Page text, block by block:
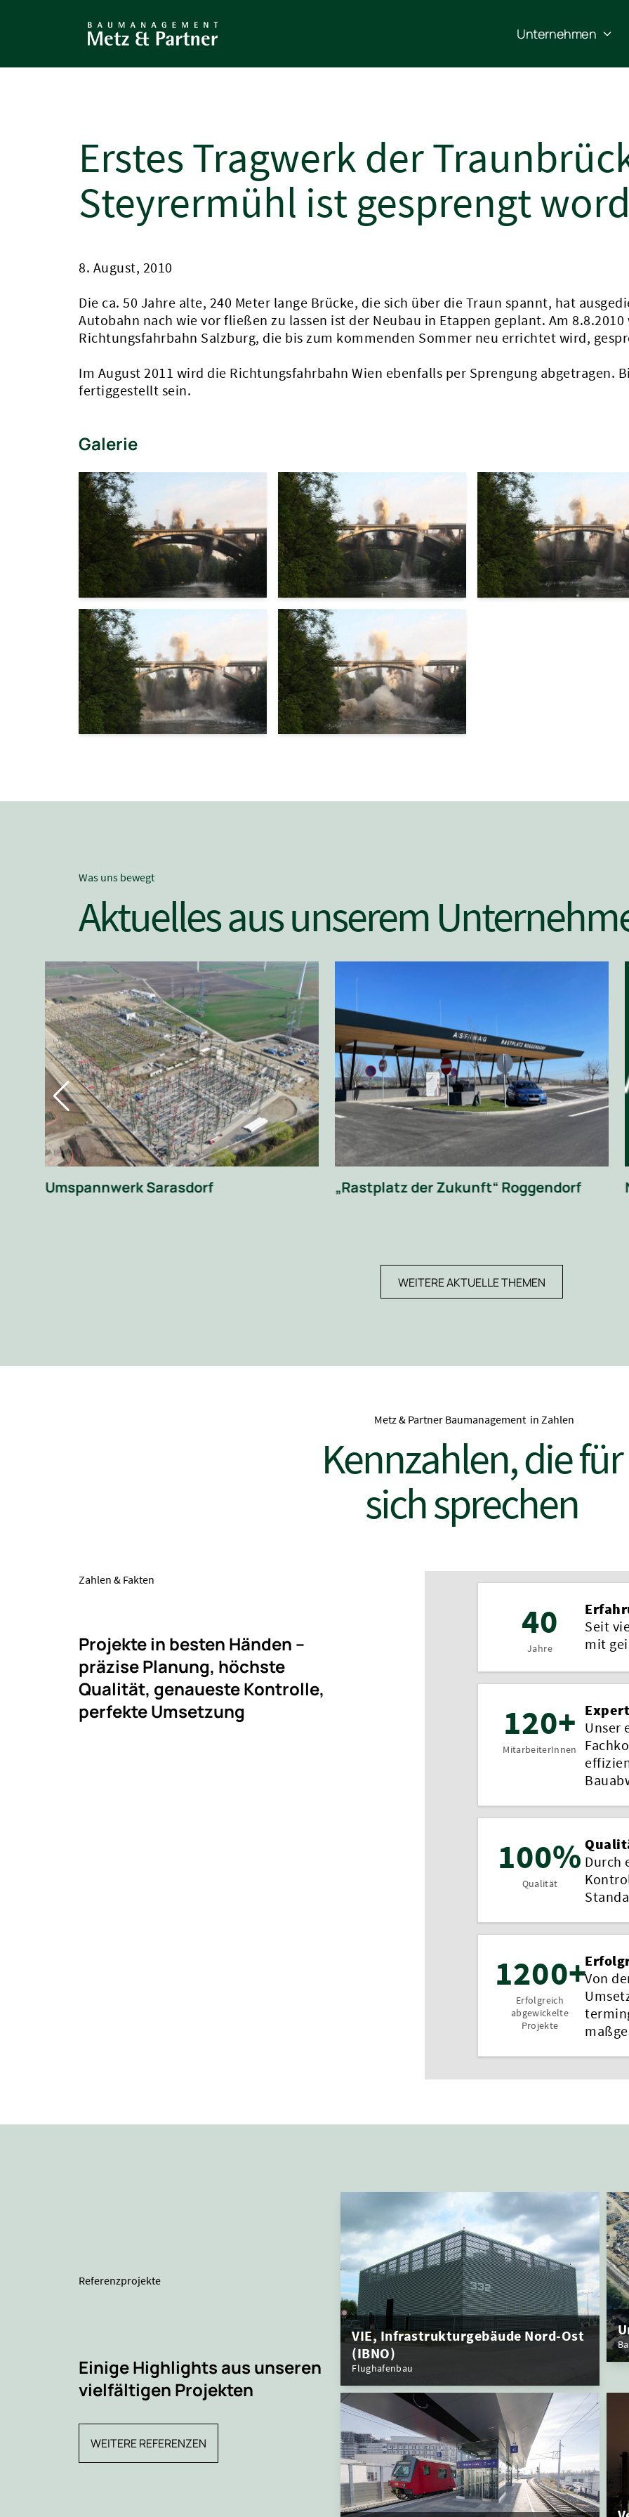
Unternehmen
Erstes Tragwerk der
Steyrermühl ist gesprengt
8. August, 2010
Die ca. 50 Jahre alte, 240 Meter lange Brücke, die sich über die Traun spannt, hat
Autobahn nach wie vor fließen zu lassen ist der Neubau in Etappen geplant. Am
Richtungsfahrbahn Salzburg, die bis zum kommenden Sommer neu errichtet wird,
Im August 2011 wird die Richtungsfahrbahn Wien ebenfalls per Sprengung abgetragen.
fertiggestellt sein.
Galerie
Was uns bewegt
Aktuelles aus unserem
Umspannwerk Sarasdorf „Rastplatz der Zukunft“ Roggendorf
WEITERE AKTUELLE THEMEN
Metz & Partner Baumanagement in Zahlen
Kennzahlen, die für
sich sprechen
Zahlen & Fakten
Projekte in besten Händen –
präzise Planung, höchste
Qualität, genaueste Kontrolle,
perfekte Umsetzung
40
Jahre
Seit
mit
120+
MitarbeiterInnen
Unser
100%
Qualität
Durch
1200+
Erfolgreich
abgewickelte
Projekte
Von
Referenzprojekte
Einige Highlights aus unseren
vielfältigen Projekten
WEITERE REFERENZEN
VIE, Infrastrukturgebäude Nord-Ost
(IBNO)
Flughafenbau